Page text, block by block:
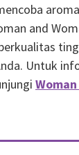
and
Untuk